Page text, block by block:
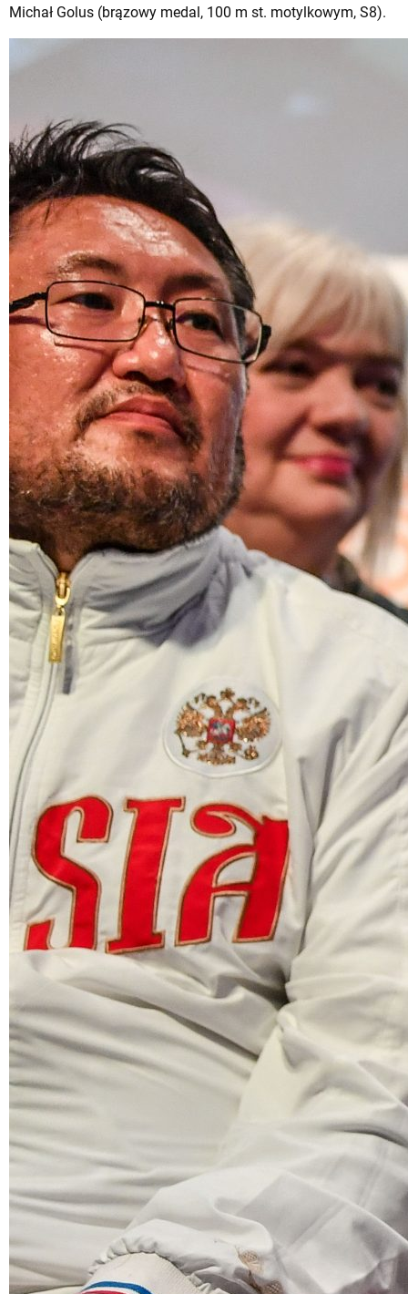
Michał Golus (brązowy medal, 100 m st. motylkowym, S8).